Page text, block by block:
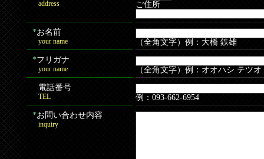
address
ご住所
*お名前
your name
（全角文字）例：大橋 鉄雄
*フリガナ
your name
（全角文字）例：オオハシ テツオ
電話番号
TEL
例：093-662-6954
*お問い合わせ内容
inquiry